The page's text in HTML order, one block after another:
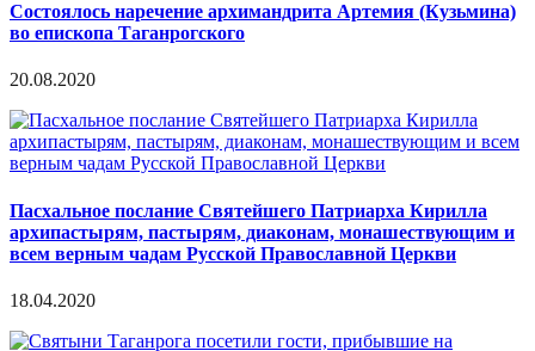
Состоялось наречение архимандрита Артемия (Кузьмина)
во епископа Таганрогского
20.08.2020
Пасхальное послание Святейшего Патриарха Кирилла
архипастырям, пастырям, диаконам, монашествующим и
всем верным чадам Русской Православной Церкви
18.04.2020